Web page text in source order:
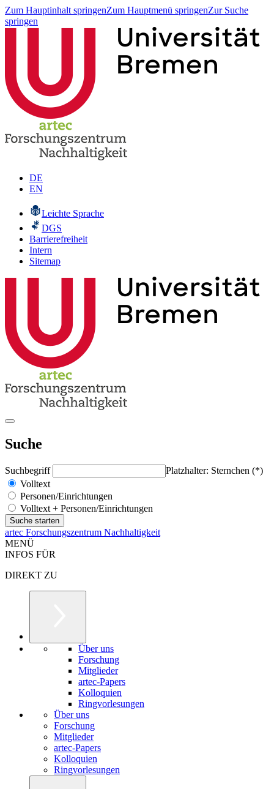
Zum Hauptinhalt springenZum Hauptmenü springenZur Suche
springen
DE
EN
Leichte Sprache
DGS
Barrierefreiheit
Intern
Sitemap
Suche
Suchbegriff
Platzhalter: Sternchen (*)
Volltext
Personen/Einrichtungen
Volltext + Personen/Einrichtungen
artec Forschungszentrum Nachhaltigkeit
MENÜ
INFOS FÜR
DIREKT ZU
Über uns
Forschung
Mitglieder
artec-Papers
Kolloquien
Ringvorlesungen
Über uns
Forschung
Mitglieder
artec-Papers
Kolloquien
Ringvorlesungen